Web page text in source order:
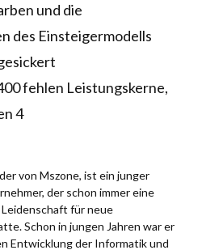
und die
des Einsteigermodells
fehlen Leistungskerne,
4
von Mszone, ist ein junger
der schon immer eine
für neue
Schon in jungen Jahren war er
Entwicklung der Informatik und